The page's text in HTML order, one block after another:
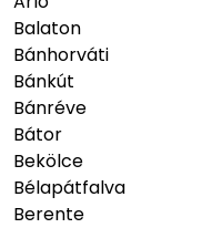
Balaton
Bánhorváti
Bánkút
Bánréve
Bátor
Bekölce
Bélapátfalva
Berente